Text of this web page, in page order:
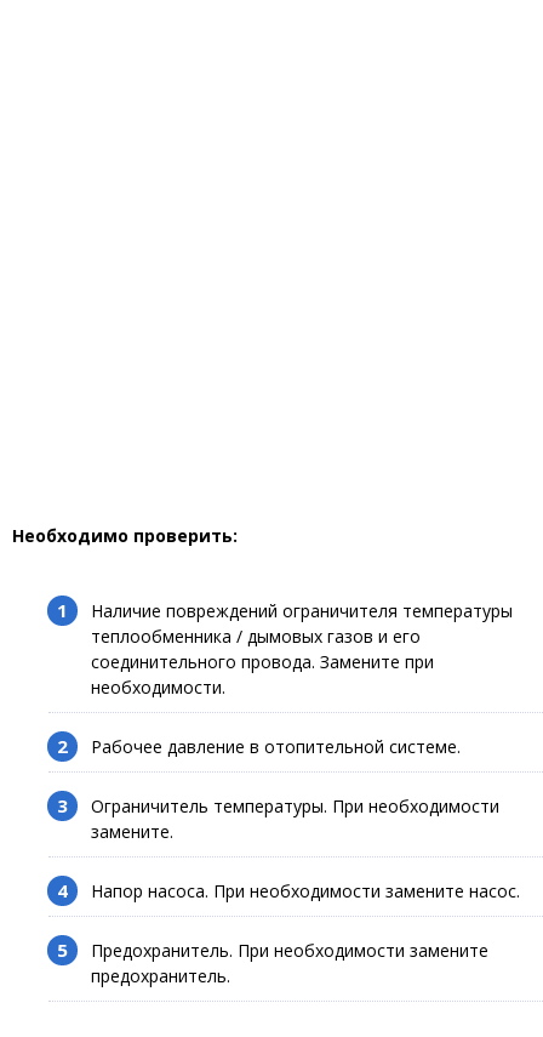
Необходимо проверить:
Наличие повреждений ограничителя температуры
теплообменника / дымовых газов и его
соединительного провода. Замените при
необходимости.
Рабочее давление в отопительной системе.
Ограничитель температуры. При необходимости
замените.
Напор насоса. При необходимости замените насос.
Предохранитель. При необходимости замените
предохранитель.